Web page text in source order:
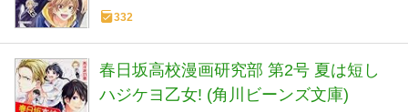
332
春日坂高校漫画研究部 第2号 夏は短し
ハジケヨ乙女! (角川ビーンズ文庫)